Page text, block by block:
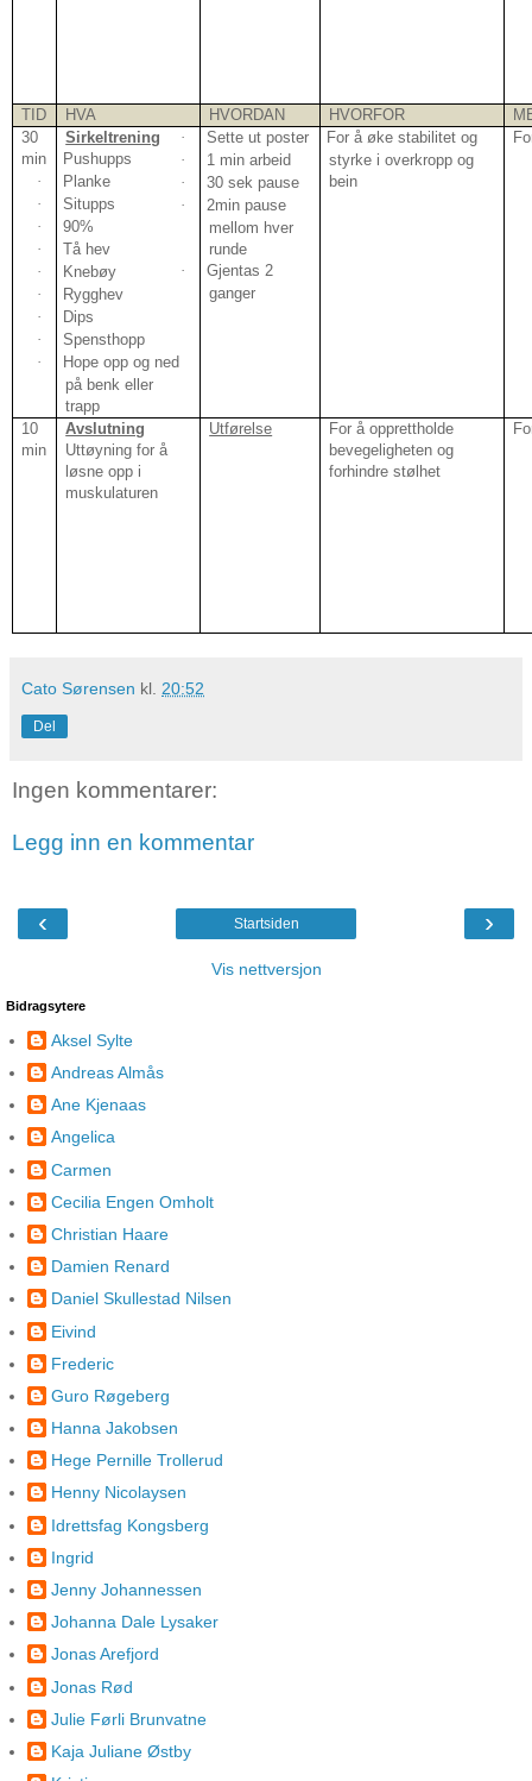
TID HVA HVORDAN HVORFOR
30
min
Sirkeltrening
·
Pushupps
·
Planke
·
Situpps
·
90%
·
Tå hev
·
Knebøy
·
Rygghev
·
Dips
·
Spensthopp
·
Hope opp og ned
på benk eller
trapp
·
Sette ut poster
·
1 min arbeid
·
30 sek pause
·
2min pause
mellom hver
runde
·
Gjentas 2
ganger
·
For å øke stabilitet og
styrke i overkropp og
bein
10
min
Avslutning
Uttøyning for å
løsne opp i
muskulaturen
Utførelse
For å opprettholde
bevegeligheten og
forhindre stølhet
Cato Sørensen kl. 20:52
Del
Ingen kommentarer:
Legg inn en kommentar
‹ ›
Startsiden
Vis nettversjon
Bidragsytere
Aksel Sylte
Andreas Almås
Ane Kjenaas
Angelica
Carmen
Cecilia Engen Omholt
Christian Haare
Damien Renard
Daniel Skullestad Nilsen
Eivind
Frederic
Guro Røgeberg
Hanna Jakobsen
Hege Pernille Trollerud
Henny Nicolaysen
Idrettsfag Kongsberg
Ingrid
Jenny Johannessen
Johanna Dale Lysaker
Jonas Arefjord
Jonas Rød
Julie Førli Brunvatne
Kaja Juliane Østby